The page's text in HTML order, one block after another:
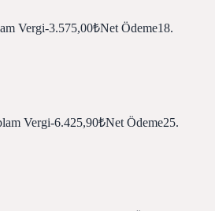
Vergi-3.575,00₺Net Ödeme18.
Vergi-6.425,90₺Net Ödeme25.